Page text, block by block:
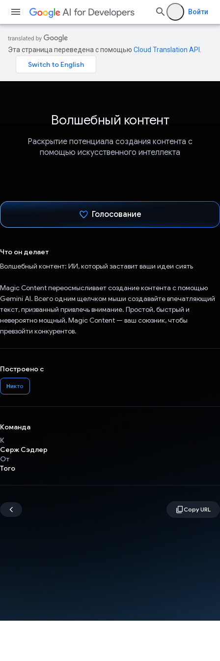
Войти
Эта страница переведена с помощью Cloud Translation API
Волшебный контент
Раскрытие потенциала создания контента с
помощью искусственного интеллекта
Голосование
Что он делает
Волшебный контент: ИИ, который заставит ваши идеи сиять
Magic Content переосмысливает создание контента с помощью
Gemini AI. Всего одним щелчком мыши создавайте впечатляющий
текст, призванный привлечь внимание. Простой, быстрый и
невероятно мощный, Magic Content — ваш союзник, чтобы
превзойти конкурентов.
Построено с
Никто
Команда
К
Серж Сэдлер
От
Того